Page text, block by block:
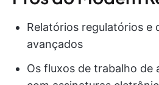
Relatórios regulatórios e
avançados
Os fluxos de trabalho de